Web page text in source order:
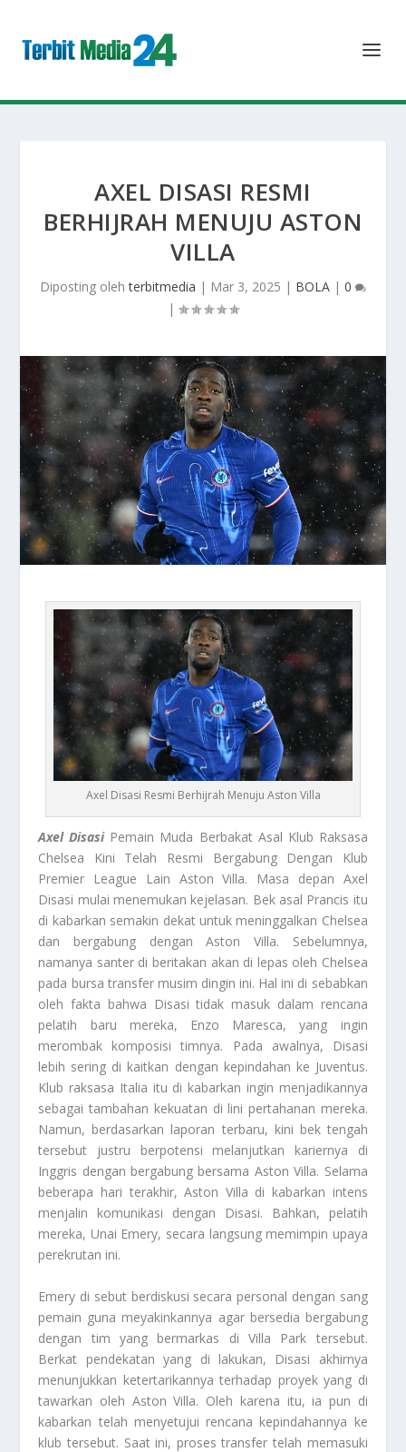
AXEL DISASI RESMI
BERHIJRAH MENUJU ASTON
VILLA
Diposting olehterbitmedia | Mar 3, 2025 | BOLA | 0
|
Axel Disasi Resmi Berhijrah Menuju Aston Villa
Axel Disasi Pemain Muda Berbakat Asal Klub Raksasa
Chelsea Kini Telah Resmi Bergabung Dengan Klub
Premier League Lain Aston Villa. Masa depan Axel
Disasi mulai menemukan kejelasan. Bek asal Prancis itu
di kabarkan semakin dekat untuk meninggalkan Chelsea
dan bergabung dengan Aston Villa. Sebelumnya,
namanya santer di beritakan akan di lepas oleh Chelsea
pada bursa transfer musim dingin ini. Hal ini di sebabkan
oleh fakta bahwa Disasi tidak masuk dalam rencana
pelatih baru mereka, Enzo Maresca, yang ingin
merombak komposisi timnya. Pada awalnya, Disasi
lebih sering di kaitkan dengan kepindahan ke Juventus.
Klub raksasa Italia itu di kabarkan ingin menjadikannya
sebagai tambahan kekuatan di lini pertahanan mereka.
Namun, berdasarkan laporan terbaru, kini bek tengah
tersebut justru berpotensi melanjutkan kariernya di
Inggris dengan bergabung bersama Aston Villa. Selama
beberapa hari terakhir, Aston Villa di kabarkan intens
menjalin komunikasi dengan Disasi. Bahkan, pelatih
mereka, Unai Emery, secara langsung memimpin upaya
perekrutan ini.
Emery di sebut berdiskusi secara personal dengan sang
pemain guna meyakinkannya agar bersedia bergabung
dengan tim yang bermarkas di Villa Park tersebut.
Berkat pendekatan yang di lakukan, Disasi akhirnya
menunjukkan ketertarikannya terhadap proyek yang di
tawarkan oleh Aston Villa. Oleh karena itu, ia pun di
kabarkan telah menyetujui rencana kepindahannya ke
klub tersebut. Saat ini, proses transfer telah memasuki